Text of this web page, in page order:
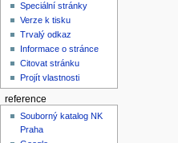
Speciální stránky
Verze k tisku
Trvalý odkaz
Informace o stránce
Citovat stránku
Projít vlastnosti
reference
Souborný katalog NK
Praha